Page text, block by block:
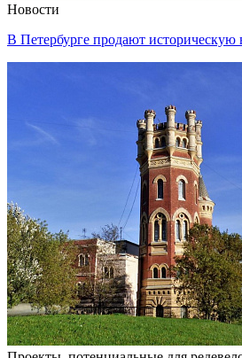
Новости
В Петербурге продают